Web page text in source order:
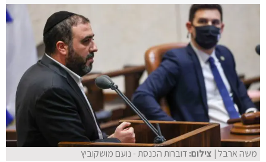
משה ארבל| צילום:דוברות הכנסת - נועם מושקוביץ